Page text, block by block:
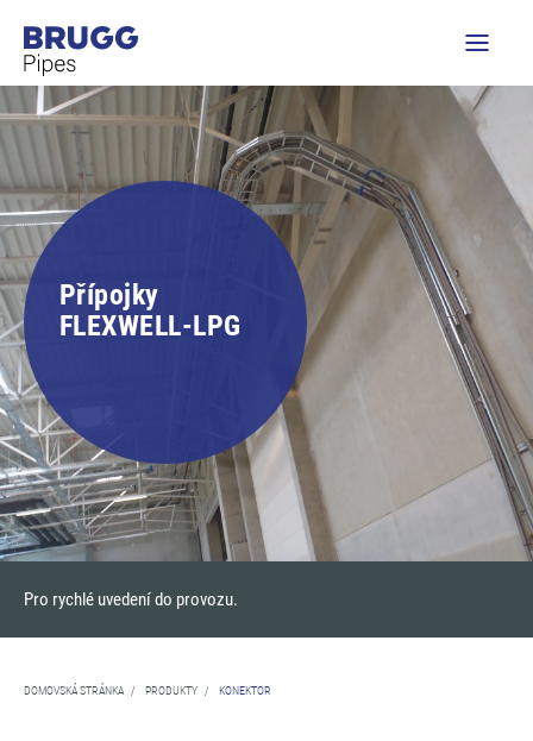
Přípojky
FLEXWELL-LPG
Pro rychlé uvedení do provozu.
DOMOVSKÁ STRÁNKA / PRODUKTY / KONEKTOR